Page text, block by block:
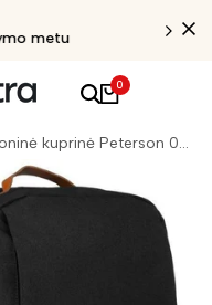
metu
0
Talpi kelioninė kuprinė Peterson 02, juoda